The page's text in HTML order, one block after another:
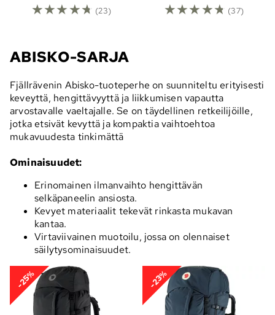
☆☆☆☆☆ (23) ☆☆☆☆☆ (37)
ABISKO-SARJA
Fjällrävenin Abisko-tuoteperhe on suunniteltu erityisesti
keveyttä, hengittävyyttä ja liikkumisen vapautta
arvostavalle vaeltajalle. Se on täydellinen retkeilijöille,
jotka etsivät kevyttä ja kompaktia vaihtoehtoa
mukavuudesta tinkimättä
Ominaisuudet:
Erinomainen ilmanvaihto hengittävän
selkäpaneelin ansiosta.
Kevyet materiaalit tekevät rinkasta mukavan
kantaa.
Virtaviivainen muotoilu, jossa on olennaiset
säilytysominaisuudet.
-25% -23%